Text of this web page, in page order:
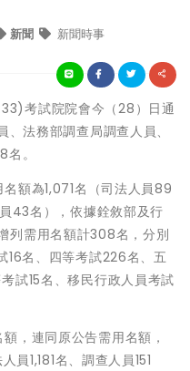
新聞 新聞時事
考試院院會今（28）日通
、法務部調查局調查人員、
。
額為1,071名（司法人員89
43名），依據銓敘部及行
列需用名額計308名，分別
16名、四等考試226名、五
試15名、移民行政人員考試
，連同原公告需用名額，
員1,181名、調查人員151